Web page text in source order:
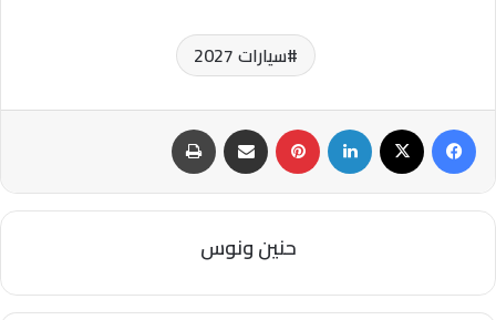
سيارات 2027
فيسبوك ‫X لينكدإن بينتيريست مشاركة عبر البريد طباعة
حنين ونوس